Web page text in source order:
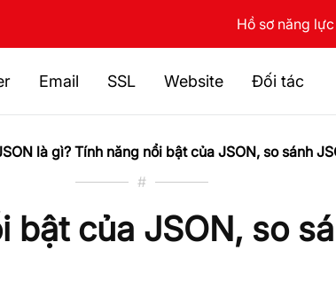
Hồ sơ năng lực
Email SSL Website Đối tác
là gì? Tính năng nổi bật của JSON, so sánh
#
bật của JSON, so